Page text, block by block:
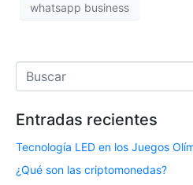
whatsapp business
Entradas recientes
Tecnología LED en los Juegos
¿Qué son las criptomonedas?